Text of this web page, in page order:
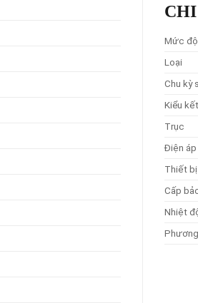
Mức
Loại
Chu kỳ
Kiểu
Trục
Điện áp
Thiết
Cấp
Nhiệt